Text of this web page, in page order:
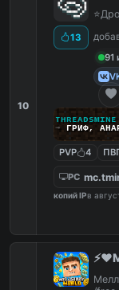
10
13
91
ᴛʜʀᴇᴀᴅsᴍɪɴᴇ
➟ ГРИФ,
PVP 4
PC
копий IPв